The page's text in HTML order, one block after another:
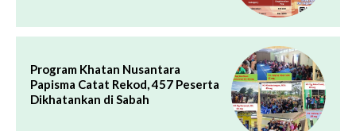
Program Khatan Nusantara
Papisma Catat Rekod, 457 Peserta
Dikhatankan di Sabah